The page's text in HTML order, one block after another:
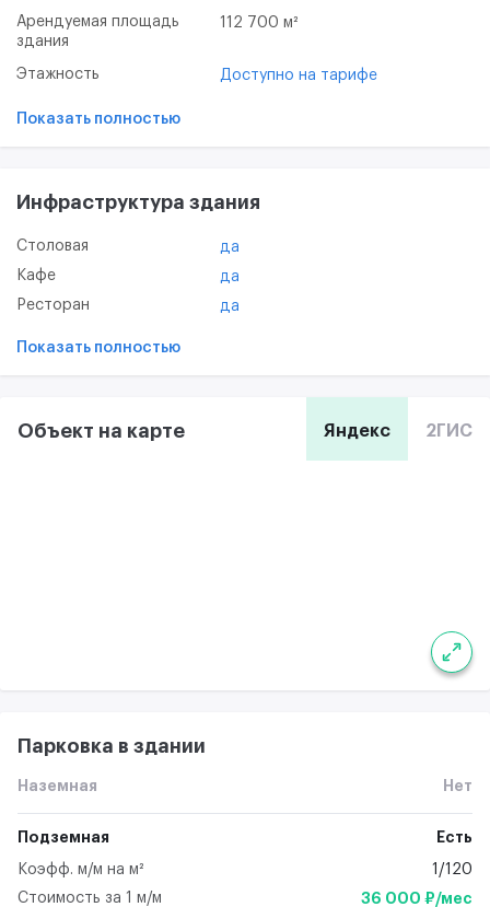
Арендуемая площадь
здания
112 700 м²
Этажность Доступно на тарифе
Показать полностью
Инфраструктура здания
Столовая
да
Кафе
да
Ресторан
да
Показать полностью
Объект на карте Яндекс 2ГИС
Парковка в здании
Наземная Нет
Подземная Есть
Коэфф. м/м на м²
1/120
Стоимость за 1 м/м
36 000 ₽/мес